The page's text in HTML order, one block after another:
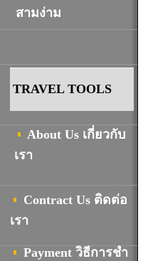
สามง่าม
TRAVEL TOOLS
About Us เกี่ยวกับ
เรา
Contract Us ติดต่อ
เรา
Payment วิธีการชํา